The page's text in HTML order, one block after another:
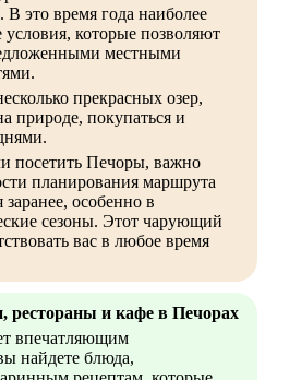
В это время года наиболее
которые позволяют
местными
прекрасных озер,
природе, покупаться и
посетить Печоры, важно
планирования маршрута
особенно в
сезоны. Этот чарующий
вас в любое время
рестораны и кафе в Печорах
впечатляющим
найдете блюда,